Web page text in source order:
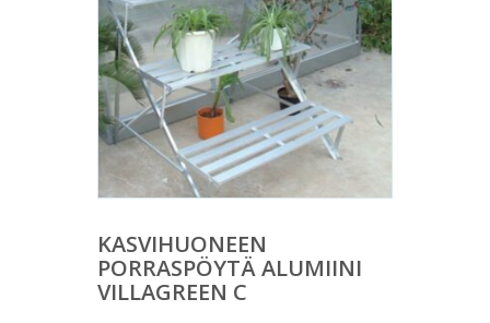
KASVIHUONEEN
PORRASPÖYTÄ ALUMIINI
VILLAGREEN C